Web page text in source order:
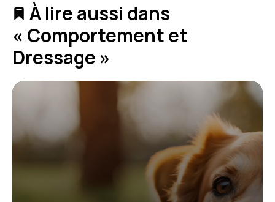
À lire aussi dans
« Comportement et
Dressage »